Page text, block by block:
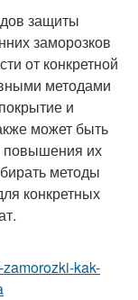
защиты
заморозков
от конкретной
методами
и
может быть
повышения их
методы
конкретных
kak-